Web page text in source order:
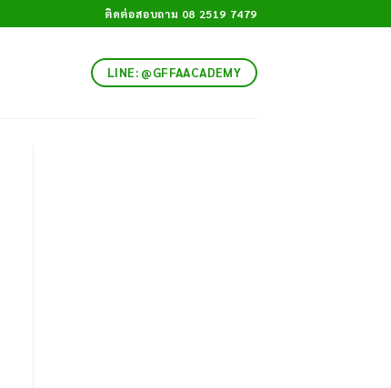
ติดต่อสอบถาม 08 2519 7479
LINE: @GFFAACADEMY